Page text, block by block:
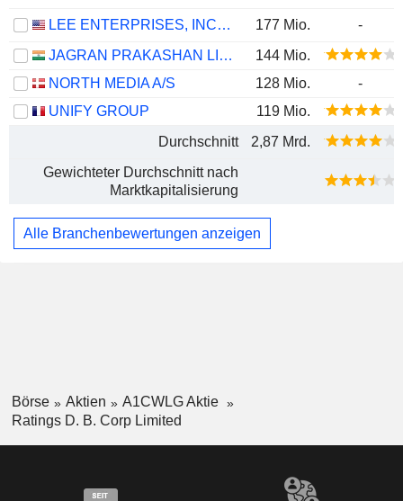
LEE ENTERPRISES, INCORPORATED 177 Mio.
-
JAGRAN PRAKASHAN LIMITED
144 Mio.
NORTH MEDIA A/S
128 Mio.
-
UNIFY GROUP
119 Mio.
Durchschnitt
2,87 Mrd.
Gewichteter Durchschnitt nach
Marktkapitalisierung
Alle Branchenbewertungen anzeigen
Börse Aktien
A1CWLG Aktie
Ratings D. B. Corp Limited